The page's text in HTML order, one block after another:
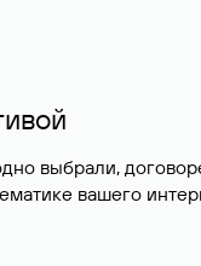
выбрали,
вашего